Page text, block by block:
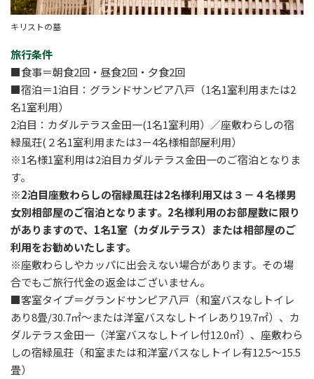
キリストの墓
旅行条件
■食事＝朝食2回・昼食2回・夕食2回
■宿泊＝1泊目：グランドサンピア八戸（1名1室利用または2
名1室利用）
2泊目：カダルテラス金田一(1名1室利用）／座敷わらしの宿
緑風荘(２名1室利用または3－4名様相部屋利用）
※1名様1室利用は2泊目カダルテラス金田一のご宿泊となりま
す。
※2泊目座敷わらしの宿緑風荘は2名様利用又は３－４名様男
女別相部屋のご宿泊となります。2名様利用のお部屋数に限り
がありますので、1名1室（カダルテラス）または相部屋のご
利用をお勧めいたします。
※座敷わらしやカッパに出会えない場合があります。その場
合でもご旅行代金の返金はございません。
■客室タイプ＝グランドサンピア八戸（和室バスなしトイレ
あり8畳/30.7㎡～または洋室バスなしトイレあり19.7㎡）、カ
ダルテラス金田一（洋室バスなしトイレ付12.0㎡）、座敷わら
しの宿緑風荘（和室または和洋室バスなしトイレ有12.5～15.5
畳）